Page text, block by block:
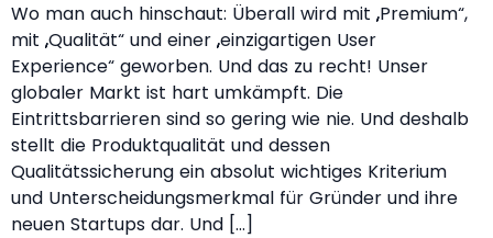
Wo man auch hinschaut: Überall wird mit „Premium“,
mit „Qualität“ und einer „einzigartigen User
Experience“ geworben. Und das zu recht! Unser
globaler Markt ist hart umkämpft. Die
Eintrittsbarrieren sind so gering wie nie. Und deshalb
stellt die Produktqualität und dessen
Qualitätssicherung ein absolut wichtiges Kriterium
und Unterscheidungsmerkmal für Gründer und ihre
neuen Startups dar. Und […]